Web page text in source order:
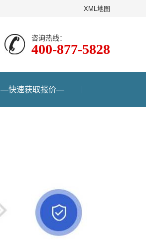
XML地图
咨询热线：
400-877-5828
—快速获取报价—